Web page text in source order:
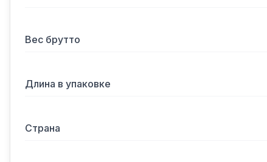
Вес брутто
Длина в упаковке
Страна